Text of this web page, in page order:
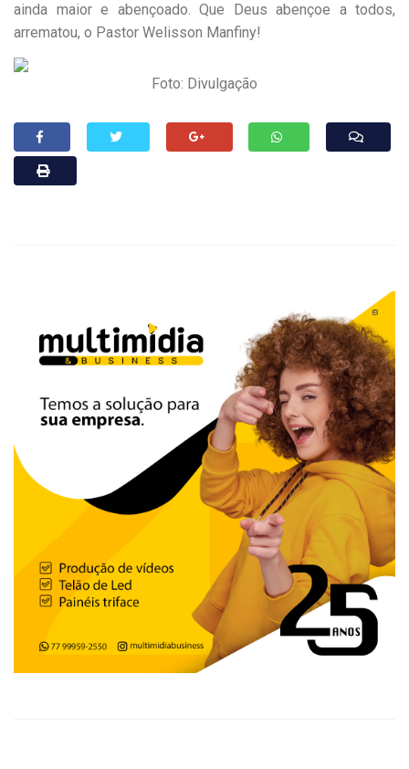
ainda maior e abençoado. Que Deus abençoe a todos,
arrematou, o Pastor Welisson Manfiny!
Foto: Divulgação